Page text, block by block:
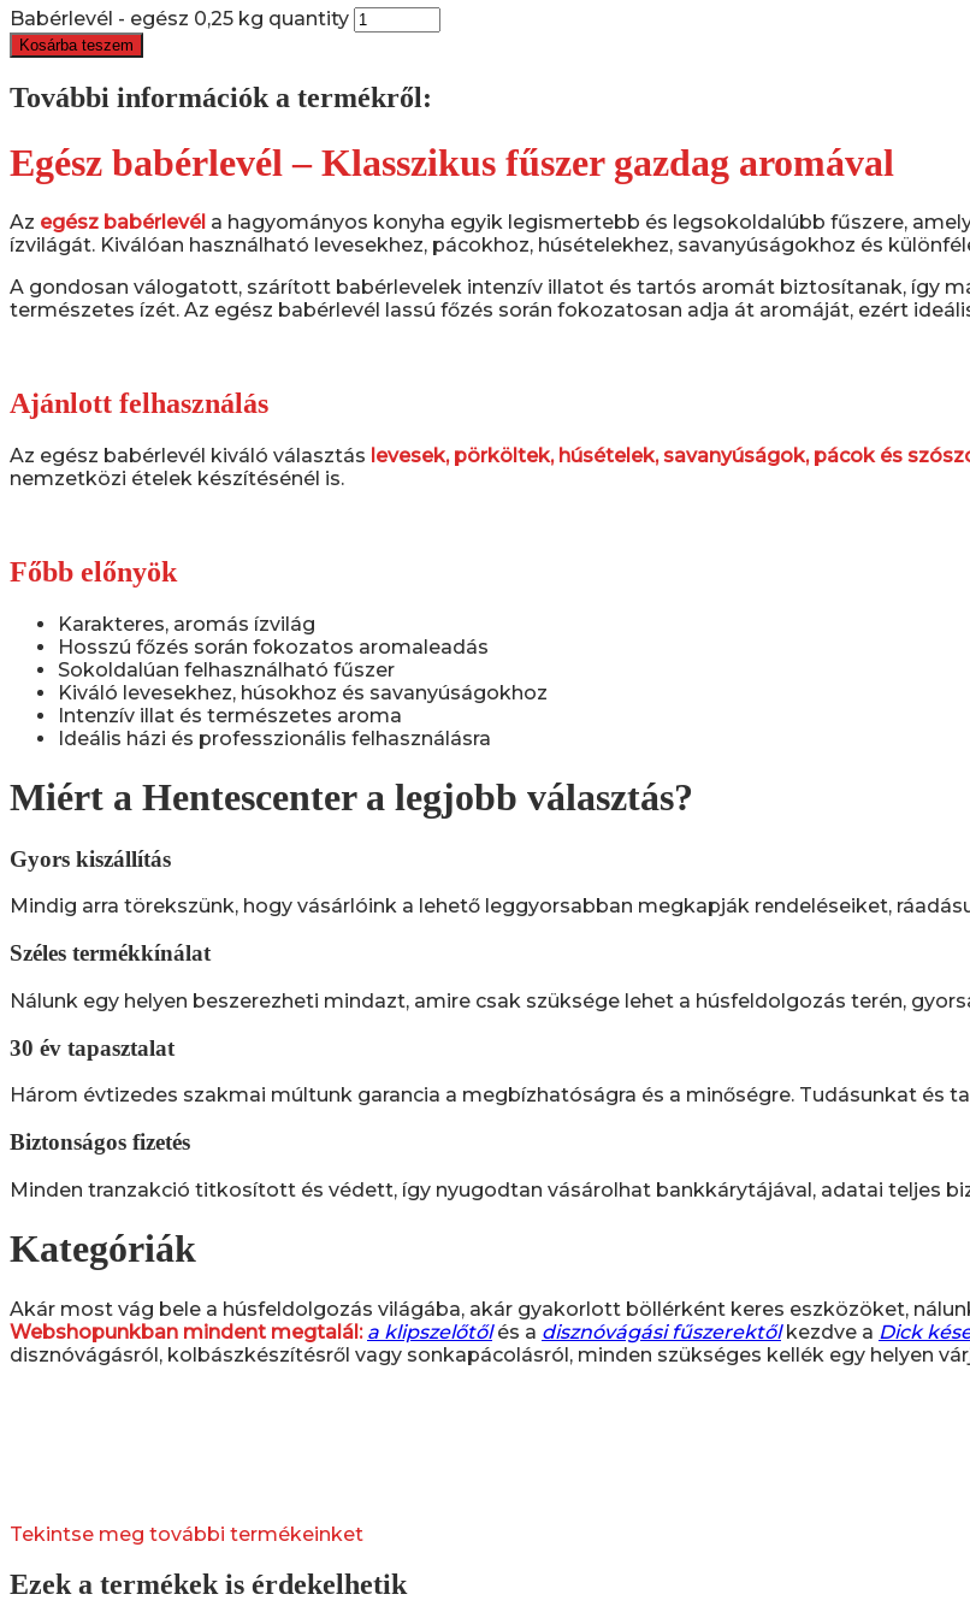
Babérlevél - egész 0,25 kg quantity
Kosárba teszem
További információk a termékről:
Egész babérlevél – Klasszikus fűszer gazdag aromával
Az egész babérlevél a hagyományos konyha egyik legismertebb és legsokoldalúbb fűszere,
ízvilágát. Kiválóan használható levesekhez, pácokhoz, húsételekhez, savanyúságokhoz és
A gondosan válogatott, szárított babérlevelek intenzív illatot és tartós aromát biztosítanak, így
természetes ízét. Az egész babérlevél lassú főzés során fokozatosan adja át aromáját, ezért
Ajánlott felhasználás
Az egész babérlevél kiváló választás levesek, pörköltek, húsételek, savanyúságok, pácok és
nemzetközi ételek készítésénél is.
Főbb előnyök
Karakteres, aromás ízvilág
Hosszú főzés során fokozatos aromaleadás
Sokoldalúan felhasználható fűszer
Kiváló levesekhez, húsokhoz és savanyúságokhoz
Intenzív illat és természetes aroma
Ideális házi és professzionális felhasználásra
Miért a Hentescenter a legjobb választás?
Gyors kiszállítás
Mindig arra törekszünk, hogy vásárlóink a lehető leggyorsabban megkapják rendeléseiket,
Széles termékkínálat
Nálunk egy helyen beszerezheti mindazt, amire csak szüksége lehet a húsfeldolgozás terén,
30 év tapasztalat
Három évtizedes szakmai múltunk garancia a megbízhatóságra és a minőségre. Tudásunkat és
Biztonságos fizetés
Minden tranzakció titkosított és védett, így nyugodtan vásárolhat bankkárytájával, adatai teljes
Kategóriák
Akár most vág bele a húsfeldolgozás világába, akár gyakorlott böllérként keres eszközöket,
Webshopunkban mindent megtalál: a klipszelőtőlés a disznóvágási fűszerektőlkezdve a Dick
disznóvágásról, kolbászkészítésről vagy sonkapácolásról, minden szükséges kellék egy helyen
Tekintse meg további termékeinket
Ezek a termékek is érdekelhetik